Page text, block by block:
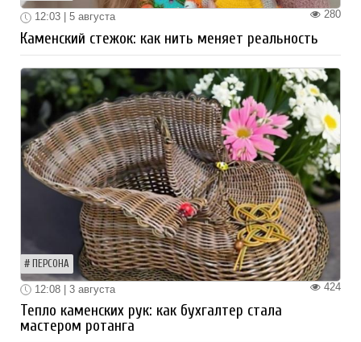
280
12:03 | 5 августа
Каменский стежок: как нить меняет реальность
ПЕРСОНА
424
12:08 | 3 августа
Тепло каменских рук: как бухгалтер стала
мастером ротанга